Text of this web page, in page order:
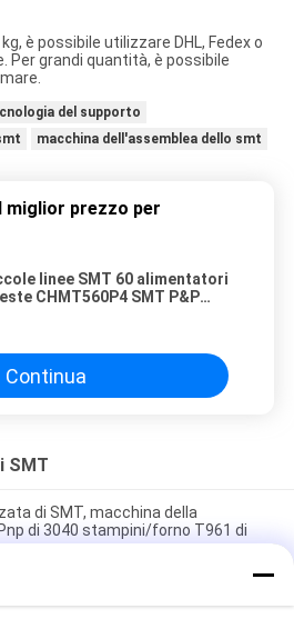
è possibile utilizzare DHL, Fedex o
Per grandi quantità, è possibile
del supporto
macchina dell'assemblea dello smt
miglior prezzo per
linee SMT 60 alimentatori
CHMT560P4 SMT P&P
Continua
SMT
di SMT, macchina della
di 3040 stampini/forno T961 di
di produzione SMT piccola ad
IC a 144 pin